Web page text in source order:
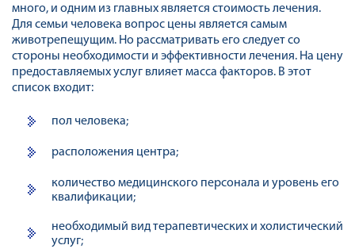
много, и одним из главных является стоимость лечения.
Для семьи человека вопрос цены является самым
животрепещущим. Но рассматривать его следует со
стороны необходимости и эффективности лечения. На цену
предоставляемых услуг влияет масса факторов. В этот
список входит:
пол человека;
расположения центра;
количество медицинского персонала и уровень его
квалификации;
необходимый вид терапевтических и холистический
услуг;